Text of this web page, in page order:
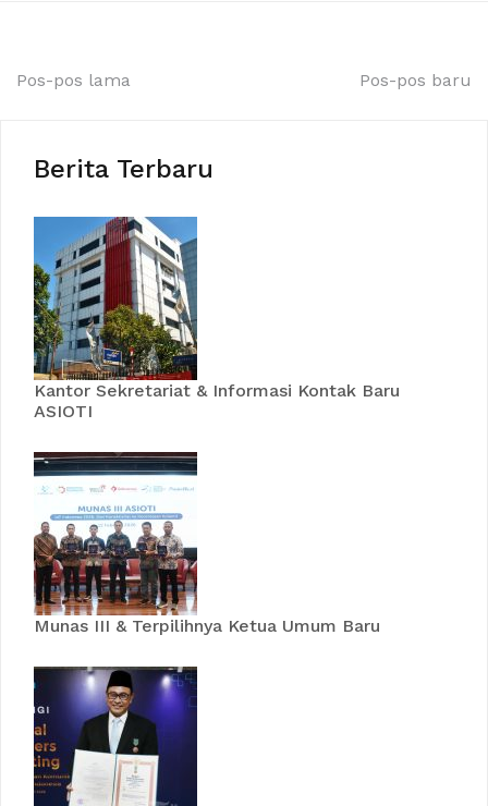
Pos-pos lama Pos-pos baru
Berita Terbaru
Kantor Sekretariat & Informasi Kontak Baru
ASIOTI
Munas III & Terpilihnya Ketua Umum Baru